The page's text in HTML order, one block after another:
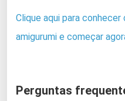
Clique aqui para
amigurumi e começar
Perguntas